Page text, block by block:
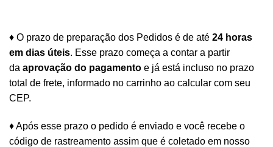
♦ O prazo de preparação dos Pedidos é de até 24 horas
em dias úteis. Esse prazo começa a contar a partir
da aprovação do pagamento e já está incluso no prazo
total de frete, informado no carrinho ao calcular com seu
CEP.
♦ Após esse prazo o pedido é enviado e você recebe o
código de rastreamento assim que é coletado em nosso